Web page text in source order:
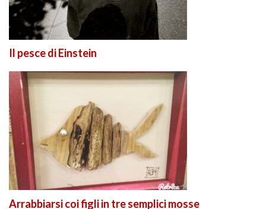
Il pesce di Einstein
Arrabbiarsi coi figli in tre semplici mosse